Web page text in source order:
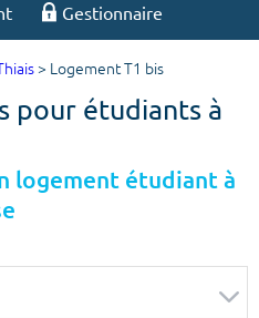
Gestionnaire
> Logement T1 bis
pour étudiants à
logement étudiant à